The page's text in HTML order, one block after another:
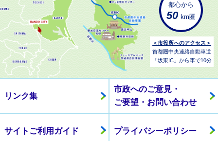
都心から
50 km圏
＜市役所へのアクセス＞
首都圏中央連絡自動車道
「坂東IC」から車で10分
リンク集
市政へのご意見・
ご要望・お問い合わせ
サイトご利用ガイド プライバシーポリシー